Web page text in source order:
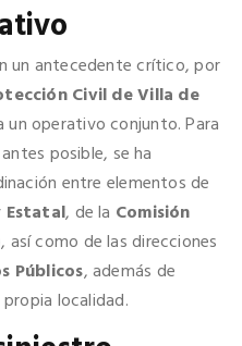
un antecedente crítico, por
Civil de Villa de
un operativo conjunto. Para
posible, se ha
entre elementos de
Estatal, de la Comisión
así como de las direcciones
Públicos, además de
localidad.